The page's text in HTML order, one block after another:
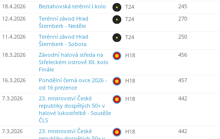
18.4.2026
Beztahovská terénní I.kolo T24
245
12.4.2026
Terénní závod Hrad
Šternberk - Neděle
T24 270
11.4.2026
Terénní závod Hrad
Šternberk - Sobota
T24 250
18.3.2026
Závodní halová středa na
Střeleckém ostrově XII. kolo
Finále
H18 456
16.3.2026
Pondělní černá ovce 2026 -
od 16 prezence
H18 457
7.3.2026
23. mistrovství České
republiky dospělých 50+ v
halové lukostřelbě - Soutěže
ČLS
H18 442
7.3.2026
23. mistrovství České
H18 442